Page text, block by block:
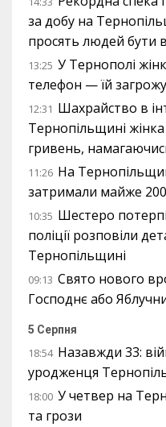
за добу на
просять людей бути
13:25 У Тернополі
телефон — їй
12:31 Шахрайство в
Тернопільщині
гривень,
11:26 На
затримали майже 200
10:35 Шестеро
поліції розповіли
Тернопільщині
09:13 Свято нового
Господнє або
5 Серпня
18:54 Назавжди 33:
уродженця
18:00 У четвер на
та грози